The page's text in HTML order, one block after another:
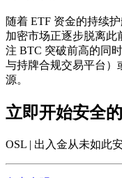
随着 ETF 资金的持续
加密市场正逐步脱离此
注 BTC 突破前高的同
与持牌合规交易平台）
源。
立即开始安全
OSL | 出入金从未如此